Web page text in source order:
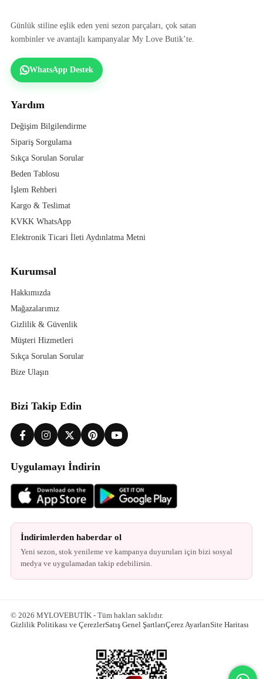
Günlük stiline eşlik eden yeni sezon parçaları, çok satan
kombinler ve avantajlı kampanyalar My Love Butik’te.
WhatsApp Destek
Yardım
Değişim Bilgilendirme
Sipariş Sorgulama
Sıkça Sorulan Sorular
Beden Tablosu
İşlem Rehberi
Kargo & Teslimat
KVKK WhatsApp
Elektronik Ticari İleti Aydınlatma Metni
Kurumsal
Hakkımızda
Mağazalarımız
Gizlilik & Güvenlik
Müşteri Hizmetleri
Sıkça Sorulan Sorular
Bize Ulaşın
Bizi Takip Edin
Uygulamayı İndirin
İndirimlerden haberdar ol
Yeni sezon, stok yenileme ve kampanya duyuruları için bizi sosyal
medya ve uygulamadan takip edebilirsin.
© 2026 MYLOVEBUTİK - Tüm hakları saklıdır.
Gizlilik Politikası ve ÇerezlerSatış Genel ŞartlarıÇerez AyarlarıSite Haritası